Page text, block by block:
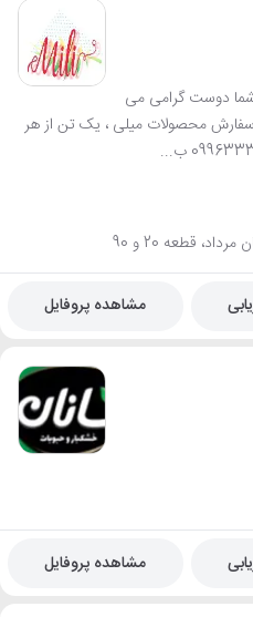
دوست گرامی می
محصولات میلی ، یک تن از هر
قطعه 20 و 90
مشاهده پروفایل
مشاهده پروفایل